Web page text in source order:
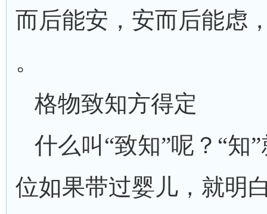
而后能安，安而后能虑
。
格物致知方得定
什么叫“致知”呢？“知
位如果带过婴儿，就明